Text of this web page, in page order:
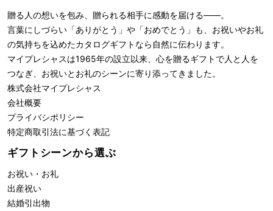
贈る人の想いを包み、贈られる相手に感動を届ける――。
言葉にしづらい「ありがとう」や「おめでとう」も、お祝いやお礼
の気持ちを込めたカタログギフトなら自然に伝わります。
マイプレシャスは1965年の設立以来、心を贈るギフトで人と人を
つなぎ、お祝いとお礼のシーンに寄り添ってきました。
株式会社マイプレシャス
会社概要
プライバシポリシー
特定商取引法に基づく表記
ギフトシーンから選ぶ
お祝い・お礼
出産祝い
結婚引出物